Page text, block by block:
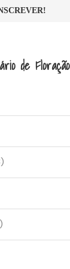
de Floração